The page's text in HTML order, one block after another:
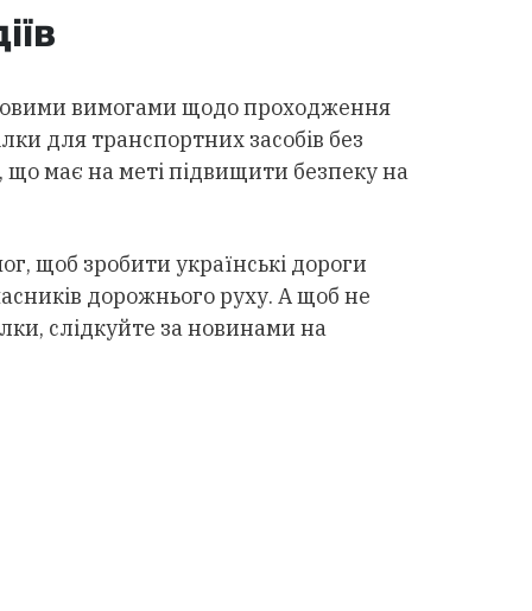
вимогами щодо проходження
для транспортних засобів без
має на меті підвищити безпеку на
щоб зробити українські дороги
дорожнього руху. А щоб не
слідкуйте за новинами на